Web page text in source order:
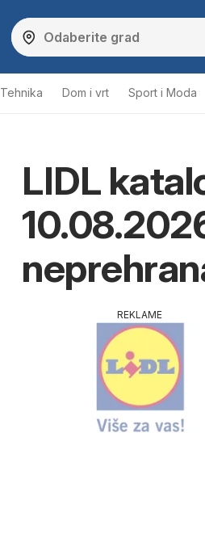
Tehnika Dom i vrt Sport i Moda
LIDL
REKLAME